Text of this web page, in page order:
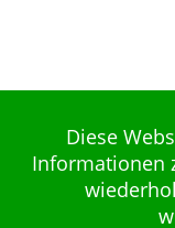
Diese
Informationen